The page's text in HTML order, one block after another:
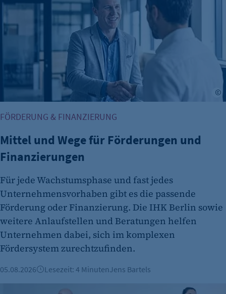
FÖRDERUNG & FINANZIERUNG
Mittel und Wege für Förderungen und
Finanzierungen
Für jede Wachstumsphase und fast jedes
Unternehmensvorhaben gibt es die passende
Förderung oder Finanzierung. Die IHK Berlin sowie
weitere Anlaufstellen und Beratungen helfen
Unternehmen dabei, sich im komplexen
Fördersystem zurechtzufinden.
05.08.2026 Lesezeit: 4 MinutenJens Bartels